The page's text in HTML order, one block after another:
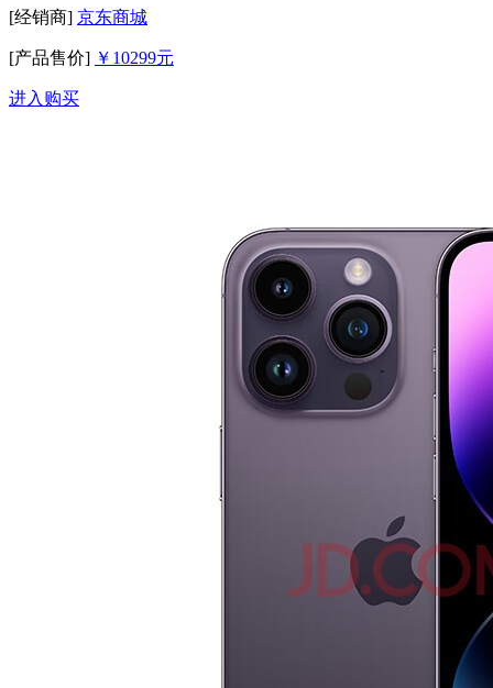
[经销商] 京东商城
[产品售价] ￥10299元
进入购买